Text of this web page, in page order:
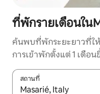
ที่พักรายเดือนใน
ค้นพบที่พักระยะยาวที่ใ
การเข้าพักตั้งแต่ 1 เดือน
สถานที่
ใช้ลูกศรขึ้นลง หรือใช้การ